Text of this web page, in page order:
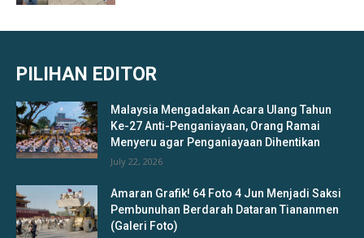
PILIHAN EDITOR
Malaysia Mengadakan Acara Ulang Tahun
Ke-27 Anti-Penganiayaan, Orang Ramai
Menyeru agar Penganiayaan Dihentikan
July 22, 2026
Amaran Grafik! 64 Foto 4 Jun Menjadi Saksi
Pembunuhan Berdarah Dataran Tiananmen
(Galeri Foto)